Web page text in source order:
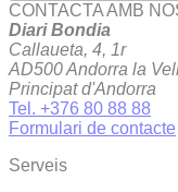
CONTACTA AMB
Diari Bondia
Callaueta, 4, 1r
AD500 Andorra la
Principat d'Andorra
Tel. +376 80 88 88
Formulari de contacte
Serveis